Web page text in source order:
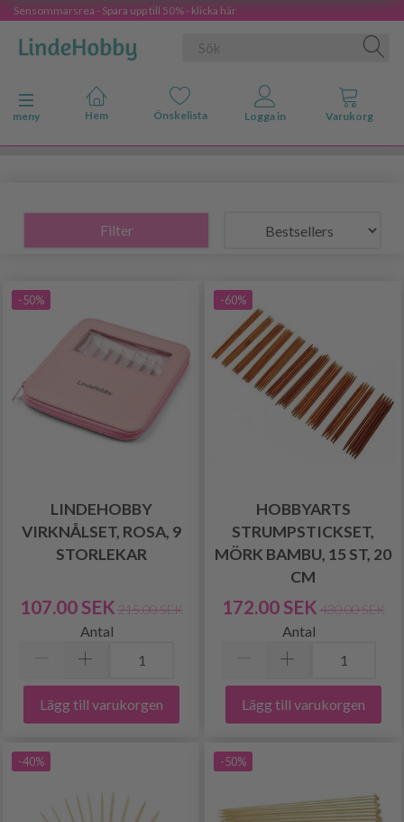
Sensommarsrea - Spara upp till 50% - klicka här
Ändra navigering
meny
Filter
-50%
LINDEHOBBY
VIRKNÅLSET, ROSA, 9
STORLEKAR
107.00 SEK 215.00 SEK
Antal
Lägg till varukorgen
-60%
HOBBYARTS
STRUMPSTICKSET,
MÖRK BAMBU, 15 ST, 20
CM
172.00 SEK 430.00 SEK
Antal
Lägg till varukorgen
-40% -50%